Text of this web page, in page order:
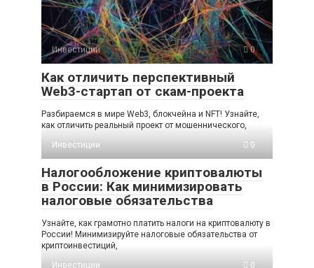
Инвестиции 0
Как отличить перспективный
Web3-стартап от скам-проекта
Разбираемся в мире Web3, блокчейна и NFT! Узнайте,
как отличить реальный проект от мошеннического,
Инвестиции
0
Налогообложение криптовалюты
в России: Как минимизировать
налоговые обязательства
Узнайте, как грамотно платить налоги на криптовалюту в
России! Минимизируйте налоговые обязательства от
криптоинвестиций,
Инвестиции
0